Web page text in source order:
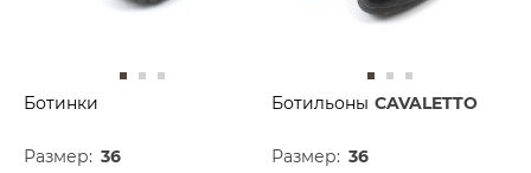
Ботинки
Размер: 36
Ботильоны CAVALETTO
Размер: 36